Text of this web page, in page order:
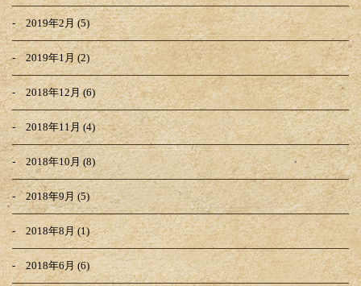
2019年2月(5)
2019年1月(2)
2018年12月(6)
2018年11月(4)
2018年10月(8)
2018年9月(5)
2018年8月(1)
2018年6月(6)